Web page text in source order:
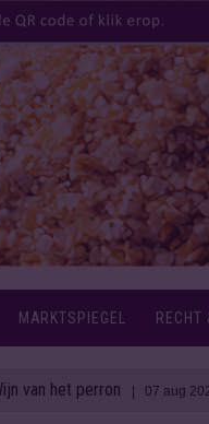
MARKTSPIEGEL RECHT
perron| 07 aug 2026